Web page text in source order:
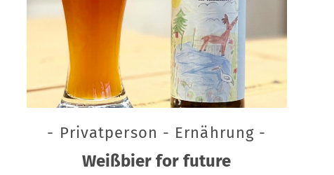
- Privatperson - Ernährung -
Weißbier for future